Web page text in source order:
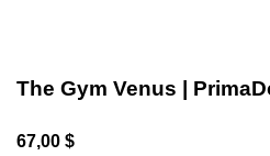
The Gym Venus |
67,00 $